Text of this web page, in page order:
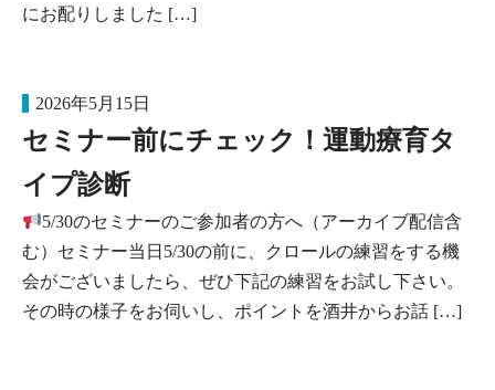
にお配りしました […]
2026年5月15日
セミナー前にチェック！運動療育タ
イプ診断
5/30のセミナーのご参加者の方へ（アーカイブ配信含
む）セミナー当日5/30の前に、クロールの練習をする機
会がございましたら、ぜひ下記の練習をお試し下さい。
その時の様子をお伺いし、ポイントを酒井からお話 […]